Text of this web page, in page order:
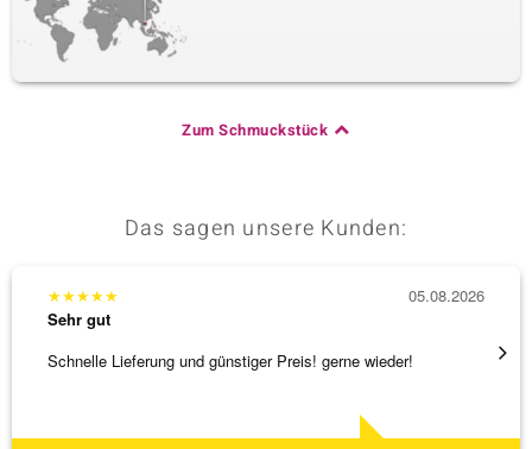
Zum Schmuckstück
Das sagen unsere Kunden:
★★★★★
Sehr gut
Schnelle Lieferung und günstiger Preis! gerne wieder!
05.08.2026